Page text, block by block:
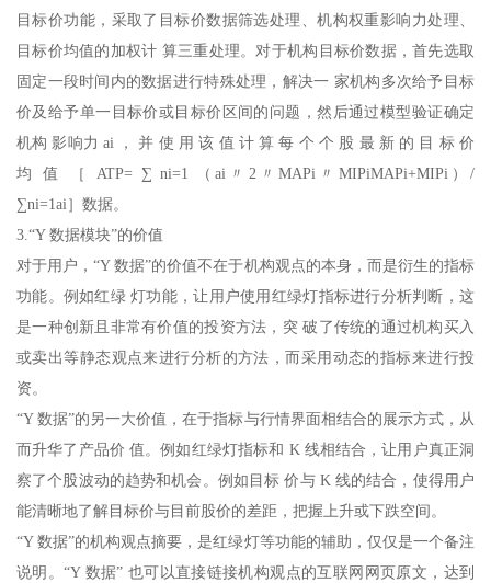
目标价功能，采取了目标价数据筛选处理、机构权重影响力处理、
目标价均值的加权计 算三重处理。对于机构目标价数据，首先选取
固定一段时间内的数据进行特殊处理，解决一 家机构多次给予目标
价及给予单一目标价或目标价区间的问题，然后通过模型验证确定
机构 影响力 ai ， 并 使 用 该 值 计 算 每 个 个 股 最 新 的 目 标 价
均 值 ［ ATP= ∑ ni=1 （ai〃2〃MAPi〃MIPiMAPi+MIPi）/
∑ni=1ai］数据。
3.“Y 数据模块”的价值
对于用户，“Y 数据”的价值不在于机构观点的本身，而是衍生的指标
功能。例如红绿 灯功能，让用户使用红绿灯指标进行分析判断，这
是一种创新且非常有价值的投资方法，突 破了传统的通过机构买入
或卖出等静态观点来进行分析的方法，而采用动态的指标来进行投
资。
“Y 数据”的另一大价值，在于指标与行情界面相结合的展示方式，从
而升华了产品价 值。例如红绿灯指标和 K 线相结合，让用户真正洞
察了个股波动的趋势和机会。例如目标 价与 K 线的结合，使得用户
能清晰地了解目标价与目前股价的差距，把握上升或下跌空间。
“Y 数据”的机构观点摘要，是红绿灯等功能的辅助，仅仅是一个备注
说明。“Y 数据” 也可以直接链接机构观点的互联网网页原文，达到